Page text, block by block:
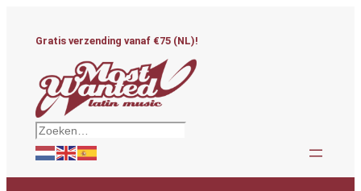
Gratis verzending vanaf €75 (NL)!
Zoeken